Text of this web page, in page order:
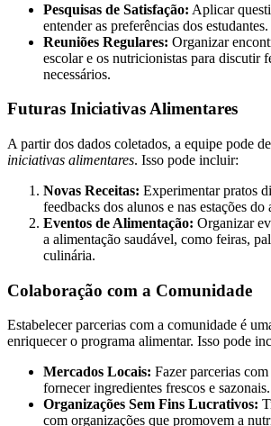
Pesquisas de Satisfação: Aplicar
entender as preferências dos estudantes.
Reuniões Regulares: Organizar
escolar e os nutricionistas para discutir
necessários.
Futuras Iniciativas Alimentares
A partir dos dados coletados, a equipe pode
iniciativas alimentares. Isso pode incluir:
Novas Receitas: Experimentar pratos
feedbacks dos alunos e nas estações do
Eventos de Alimentação: Organizar
a alimentação saudável, como feiras,
culinária.
Colaboração com a Comunidade
Estabelecer parcerias com a comunidade é
enriquecer o programa alimentar. Isso pode
Mercados Locais: Fazer parcerias
fornecer ingredientes frescos e sazonais.
Organizações Sem Fins Lucrativos:
com organizações que promovem a